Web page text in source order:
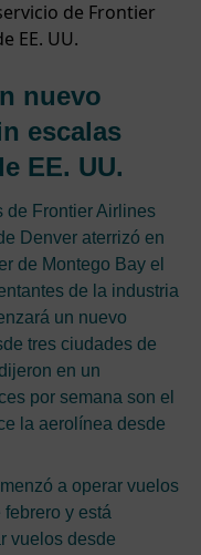
nuevo
escalas
EE. UU.
de Frontier Airlines
Denver aterrizó en
de Montego Bay el
de la industria
un nuevo
tres ciudades de
en un
por semana son el
la aerolínea desde
a operar vuelos
y está
vuelos desde